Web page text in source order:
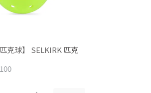
匹克球】 SELKIRK 匹克